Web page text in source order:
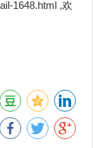
1648.html ,欢